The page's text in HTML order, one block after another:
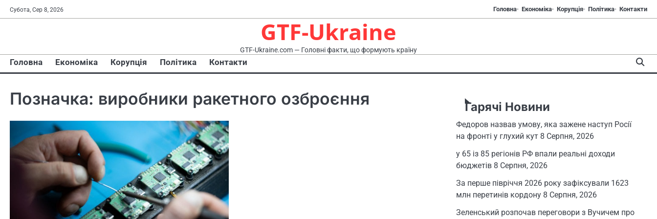
Перейти
до
Субота, Сер 8, 2026 Головна Економіка Корупція Політика Контакти
GTF-Ukraine
GTF-Ukraine.com — Головні факти, що формують країну
Головна Економіка Корупція Політика Контакти
Позначка: виробники ракетного озброєння Гарячі Новини
Федоров назвав умову, яка зажене наступ Росії
на фронті у глухий кут 8 Серпня, 2026
у 65 із 85 регіонів РФ впали реальні доходи
бюджетів 8 Серпня, 2026
За перше півріччя 2026 року зафіксували 1623
млн перетинів кордону 8 Серпня, 2026
Зеленський розпочав переговори з Вучичем про